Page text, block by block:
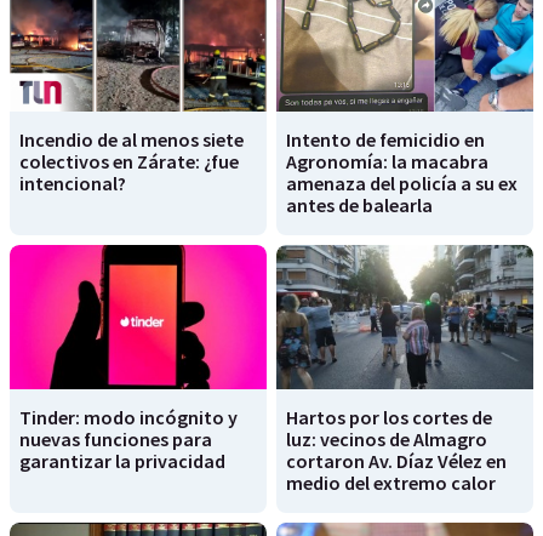
Incendio de al menos siete
colectivos en Zárate: ¿fue
intencional?
Intento de femicidio en
Agronomía: la macabra
amenaza del policía a su ex
antes de balearla
Tinder: modo incógnito y
nuevas funciones para
garantizar la privacidad
Hartos por los cortes de
luz: vecinos de Almagro
cortaron Av. Díaz Vélez en
medio del extremo calor